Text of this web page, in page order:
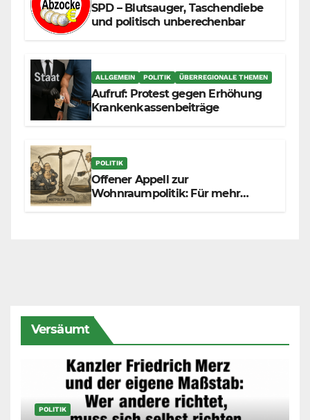
SPD – Blutsauger, Taschendiebe
und politisch unberechenbar
ALLGEMEIN POLITIK ÜBERREGIONALE THEMEN
Aufruf: Protest gegen Erhöhung
Krankenkassenbeiträge
POLITIK
Offener Appell zur
Wohnraumpolitik: Für mehr
Versäumt
POLITIK